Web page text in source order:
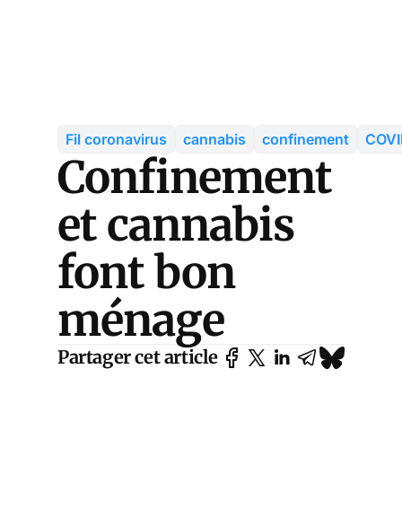
Fil coronavirus cannabis confinement
Confinement
et cannabis
font bon
ménage
Partager cet article